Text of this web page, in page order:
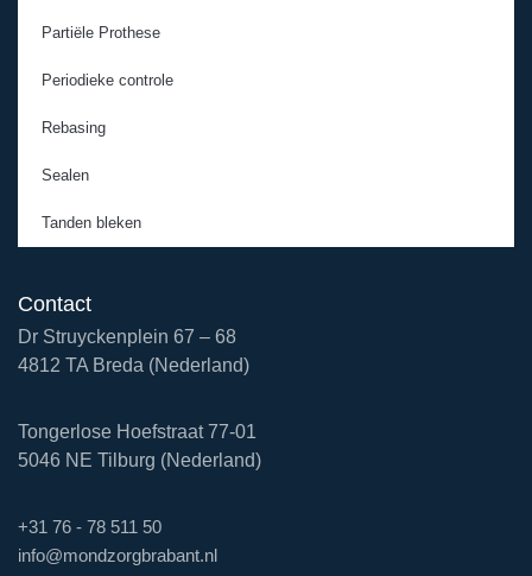
Partiële Prothese
Periodieke controle
Rebasing
Sealen
Tanden bleken
Contact
Dr Struyckenplein 67 – 68
4812 TA Breda (Nederland)
Tongerlose Hoefstraat 77-01
5046 NE Tilburg (Nederland)
+31 76 - 78 511 50
info@mondzorgbrabant.nl